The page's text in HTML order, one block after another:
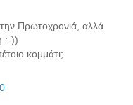
Πρωτοχρονιά, αλλά
:-))
κομμάτι;